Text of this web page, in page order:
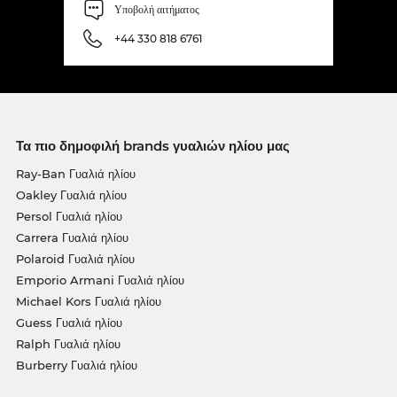
Υποβολή αιτήματος
+44 330 818 6761
Τα πιο δημοφιλή brands γυαλιών ηλίου μας
Ray-Ban Γυαλιά ηλίου
Oakley Γυαλιά ηλίου
Persol Γυαλιά ηλίου
Carrera Γυαλιά ηλίου
Polaroid Γυαλιά ηλίου
Emporio Armani Γυαλιά ηλίου
Michael Kors Γυαλιά ηλίου
Guess Γυαλιά ηλίου
Ralph Γυαλιά ηλίου
Burberry Γυαλιά ηλίου